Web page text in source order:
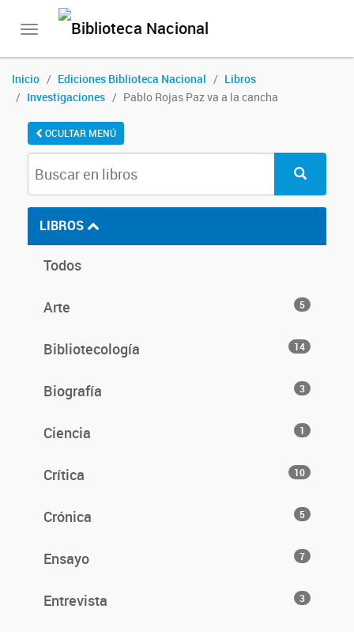
Toggle
Inicio Ediciones Biblioteca Nacional
Libros
Investigaciones
Pablo Rojas Paz va a la cancha
OCULTAR MENÚ
LIBROS
Todos
Arte 5
Bibliotecología 14
Biografía 3
Ciencia 1
Crítica 10
Crónica 5
Ensayo 7
Entrevista 3